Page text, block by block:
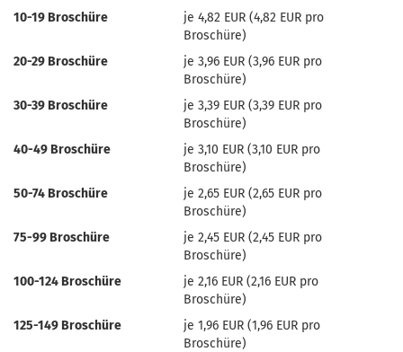
10-19 Broschüre
je 4,82 EUR (4,82 EUR pro
Broschüre)
20-29 Broschüre
je 3,96 EUR (3,96 EUR pro
Broschüre)
30-39 Broschüre
je 3,39 EUR (3,39 EUR pro
Broschüre)
40-49 Broschüre
je 3,10 EUR (3,10 EUR pro
Broschüre)
50-74 Broschüre
je 2,65 EUR (2,65 EUR pro
Broschüre)
75-99 Broschüre
je 2,45 EUR (2,45 EUR pro
Broschüre)
100-124 Broschüre
je 2,16 EUR (2,16 EUR pro
Broschüre)
125-149 Broschüre
je 1,96 EUR (1,96 EUR pro
Broschüre)